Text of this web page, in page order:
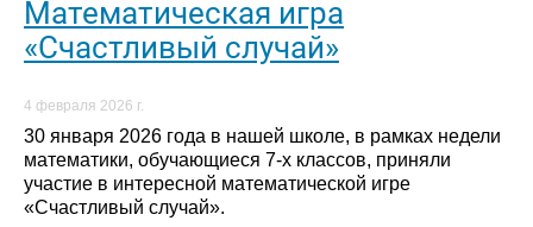
Математическая игра
«Счастливый случай»
4 февраля 2026 г.
30 января 2026 года в нашей школе, в рамках недели
математики, обучающиеся 7-х классов, приняли
участие в интересной математической игре
«Счастливый случай».